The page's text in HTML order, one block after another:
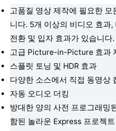
고품질 영상 제작에 필요한
니다. 5개 이상의 비디오 효과
전환 및 입자 효과가 있습니다.
고급 Picture-in-Picture 효과
스플릿 토닝 및 HDR 효과
다양한 소스에서 직접 동영상
자동 오디오 더킹
방대한 양의 사전 프로그래밍
함된 놀라운 Express 프로젝